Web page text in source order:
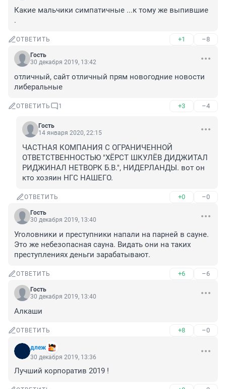
Какие мальчики симпатичные ...к тому же выпившие
.
ОТВЕТИТЬ +1 –8
Гость
30 декабря 2019, 13:42
отличный, сайт отличный прям новогодние новости
либеральные
ОТВЕТИТЬ 1 +3 –4
Гость
14 января 2020, 22:15
ЧАСТНАЯ КОМПАНИЯ С ОГРАНИЧЕННОЙ
ОТВЕТСТВЕННОСТЬЮ "ХЁРСТ ШКУЛЁВ ДИДЖИТАЛ
РИДЖИНАЛ НЕТВОРК Б.В.", НИДЕРЛАНДЫ. вот он
кто хозяин НГС НАШЕГО.
ОТВЕТИТЬ +0 –0
Гость
30 декабря 2019, 13:40
Уголовники и преступники напали на парней в сауне.
Это же небезопасная сауна. Видать они на таких
преступлениях деньги зарабатывают.
ОТВЕТИТЬ +6 –6
Гость
30 декабря 2019, 13:40
Алкаши
ОТВЕТИТЬ +8 –0
длеж
30 декабря 2019, 13:36
Лучший корпоратив 2019 !